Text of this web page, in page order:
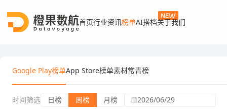
首页行业资讯榜单AI搭档关于我们
Google Play榜单App Store榜单素材常青榜
时间筛选 日榜 周榜 月榜 2026/06/29